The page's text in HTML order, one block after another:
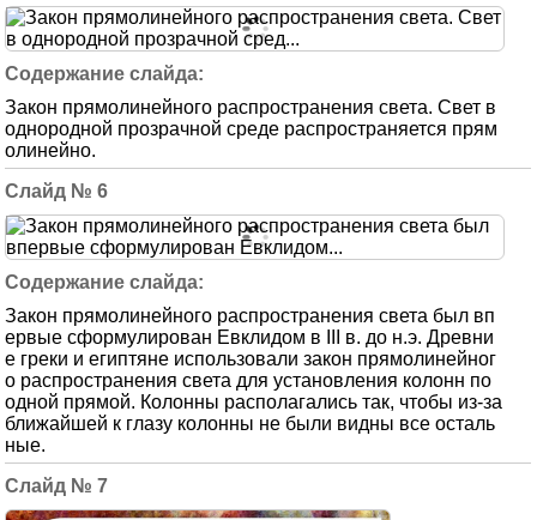
Закон прямолинейного распространения света. Свет в
однородной прозрачной среде распространяется прям
олинейно.
6
Закон прямолинейного распространения света был вп
ервые сформулирован Евклидом в III в. до н.э. Древни
е греки и египтяне использовали закон прямолинейног
о распространения света для установления колонн по
одной прямой. Колонны располагались так, чтобы из-за
ближайшей к глазу колонны не были видны все осталь
ные.
7